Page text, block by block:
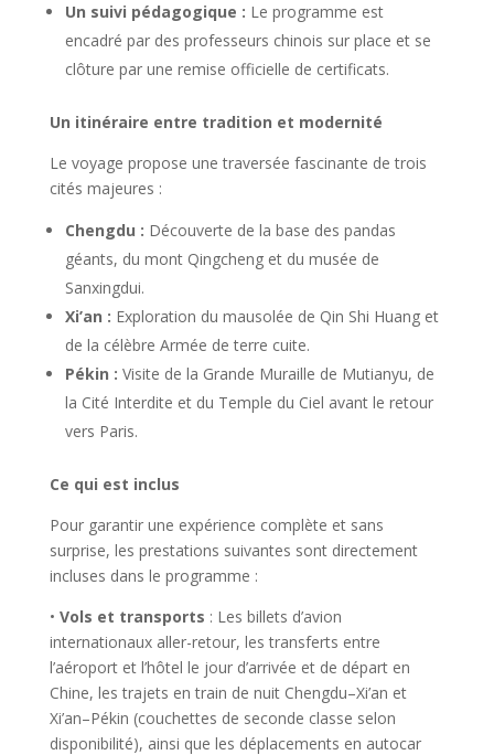
Un suivi pédagogique : Le programme est
encadré par des professeurs chinois sur place et se
clôture par une remise officielle de certificats.
Un itinéraire entre tradition et modernité
Le voyage propose une traversée fascinante de trois
cités majeures :
Chengdu : Découverte de la base des pandas
géants, du mont Qingcheng et du musée de
Sanxingdui.
Xi’an : Exploration du mausolée de Qin Shi Huang et
de la célèbre Armée de terre cuite.
Pékin : Visite de la Grande Muraille de Mutianyu, de
la Cité Interdite et du Temple du Ciel avant le retour
vers Paris.
Ce qui est inclus
Pour garantir une expérience complète et sans
surprise, les prestations suivantes sont directement
incluses dans le programme :
• Vols et transports : Les billets d’avion
internationaux aller-retour, les transferts entre
l’aéroport et l’hôtel le jour d’arrivée et de départ en
Chine, les trajets en train de nuit Chengdu–Xi’an et
Xi’an–Pékin (couchettes de seconde classe selon
disponibilité), ainsi que les déplacements en autocar